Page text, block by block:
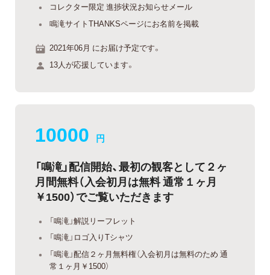
コレクター限定 進捗状況お知らせメール
鳴滝サイトTHANKSページにお名前を掲載
2021年06月 にお届け予定です。
13人が応援しています。
10000 円
「鳴滝」配信開始、最初の観客として２ヶ
月間無料（入会初月は無料 通常１ヶ月
￥1500）でご覧いただきます
「鳴滝」解説リーフレット
「鳴滝」ロゴ入りTシャツ
「鳴滝」配信２ヶ月無料権（入会初月は無料のため 通
常１ヶ月￥1500）